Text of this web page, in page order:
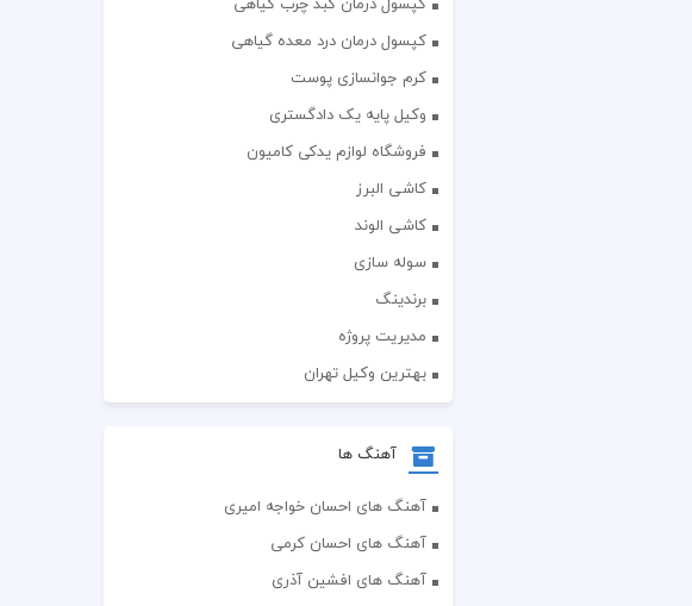
کپسول درمان درد معده گیاهی
کرم جوانسازی پوست
وکیل پایه یک دادگستری
فروشگاه لوازم یدکی کامیون
کاشی البرز
کاشی الوند
سوله سازی
برندینگ
مدیریت پروژه
بهترین وکیل تهران
آهنگ ها
آهنگ های احسان خواجه امیری
آهنگ های احسان کرمی
آهنگ های افشین آذری